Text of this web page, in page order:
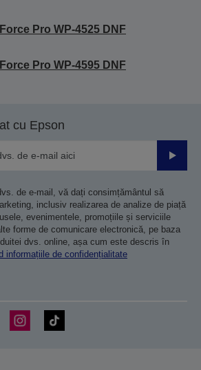
Pro WP-4525 DNF
Pro WP-4595 DNF
cu Epson
de e-mail, vă dați consimțământul să
inclusiv realizarea de analize de piață
evenimentele, promoțiile și serviciile
forme de comunicare electronică, pe baza
dvs. online, așa cum este descris în
informațiile de confidențialitate